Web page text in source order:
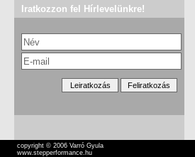
Iratkozzon fel Hírlevelünkre!
copyright © 2006 Varró Gyula
www.stepperformance.hu